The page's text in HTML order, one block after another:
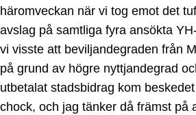
häromveckan när vi tog emot det
avslag på samtliga fyra ansökta
vi visste att beviljandegraden från
på grund av högre nyttjandegrad
utbetalat stadsbidrag kom
chock, och jag tänker då främst på